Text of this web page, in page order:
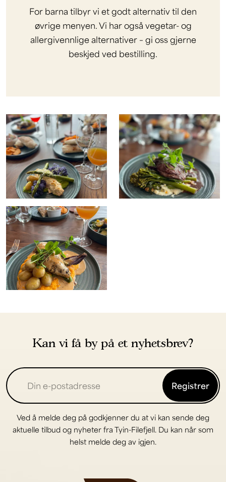
For barna tilbyr vi et godt alternativ til den
øvrige menyen. Vi har også vegetar- og
allergivennlige alternativer – gi oss gjerne
beskjed ved bestilling.
Kan vi få by på et nyhetsbrev?
Registrer
Ved å melde deg på godkjenner du at vi kan sende deg
aktuelle tilbud og nyheter fra Tyin-Filefjell. Du kan når som
helst melde deg av igjen.